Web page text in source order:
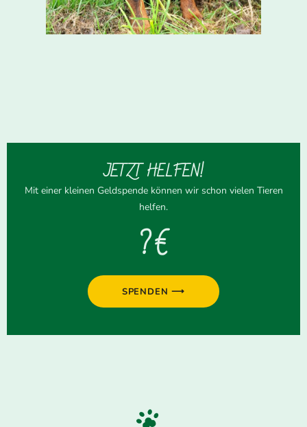
JETZT HELFEN!
Mit einer kleinen Geldspende können wir schon vielen Tieren
helfen.
? €
SPENDEN ⟶